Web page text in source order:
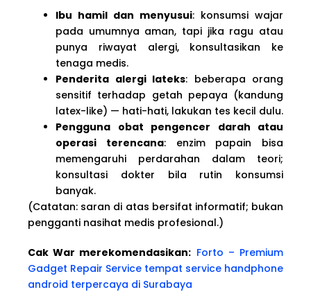
Ibu hamil dan menyusui: konsumsi wajar
pada umumnya aman, tapi jika ragu atau
punya riwayat alergi, konsultasikan ke
tenaga medis.
Penderita alergi lateks: beberapa orang
sensitif terhadap getah pepaya (kandung
latex-like) — hati-hati, lakukan tes kecil dulu.
Pengguna obat pengencer darah atau
operasi terencana: enzim papain bisa
memengaruhi perdarahan dalam teori;
konsultasi dokter bila rutin konsumsi
banyak.
(Catatan: saran di atas bersifat informatif; bukan
pengganti nasihat medis profesional.)
Cak War merekomendasikan: Forto – Premium
Gadget Repair Service tempat service handphone
android terpercaya di Surabaya